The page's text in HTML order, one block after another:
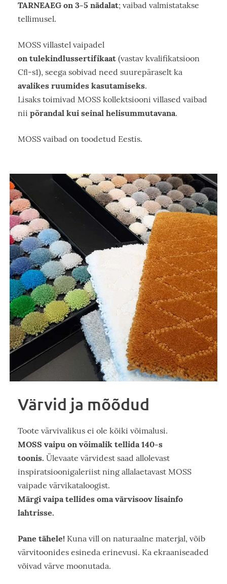
TARNEAEG on 3-5 nädalat; vaibad valmistatakse
tellimusel.
MOSS villastel vaipadel
on tulekindlussertifikaat (vastav kvalifikatsioon
Cﬂ-s1), seega sobivad need suurepäraselt ka
avalikes ruumides kasutamiseks.
Lisaks toimivad MOSS kollektsiooni villased vaibad
nii põrandal kui seinal helisummutavana.
MOSS vaibad on toodetud Eestis.
Värvid ja mõõdud
Toote värvivalikus ei ole kõiki võimalusi.
MOSS vaipu on võimalik tellida 140-s
toonis. Ülevaate värvidest saad allolevast
inspiratsioonigaleriist ning allalaetavast MOSS
vaipade värvikataloogist.
Märgi vaipa tellides oma värvisoov lisainfo
lahtrisse.
Pane tähele! Kuna vill on naturaalne materjal, võib
värvitoonides esineda erinevusi. Ka ekraaniseaded
võivad värve moonutada.